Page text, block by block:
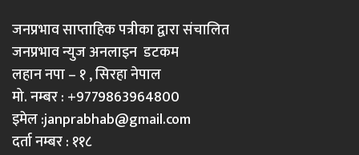
जनप्रभाव साप्ताहिक पत्रीका द्वारा संचालित
जनप्रभाव न्युज अनलाइन डटकम
लहान नपा – १ , सिरहा नेपाल
मो. नम्बर : +9779863964800
इमेल :janprabhab@gmail.com
दर्ता नम्बर : ११८